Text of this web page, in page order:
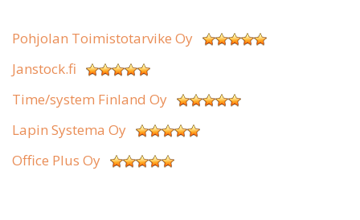
Pohjolan Toimistotarvike Oy
Janstock.fi
Time/system Finland Oy
Lapin Systema Oy
Office Plus Oy